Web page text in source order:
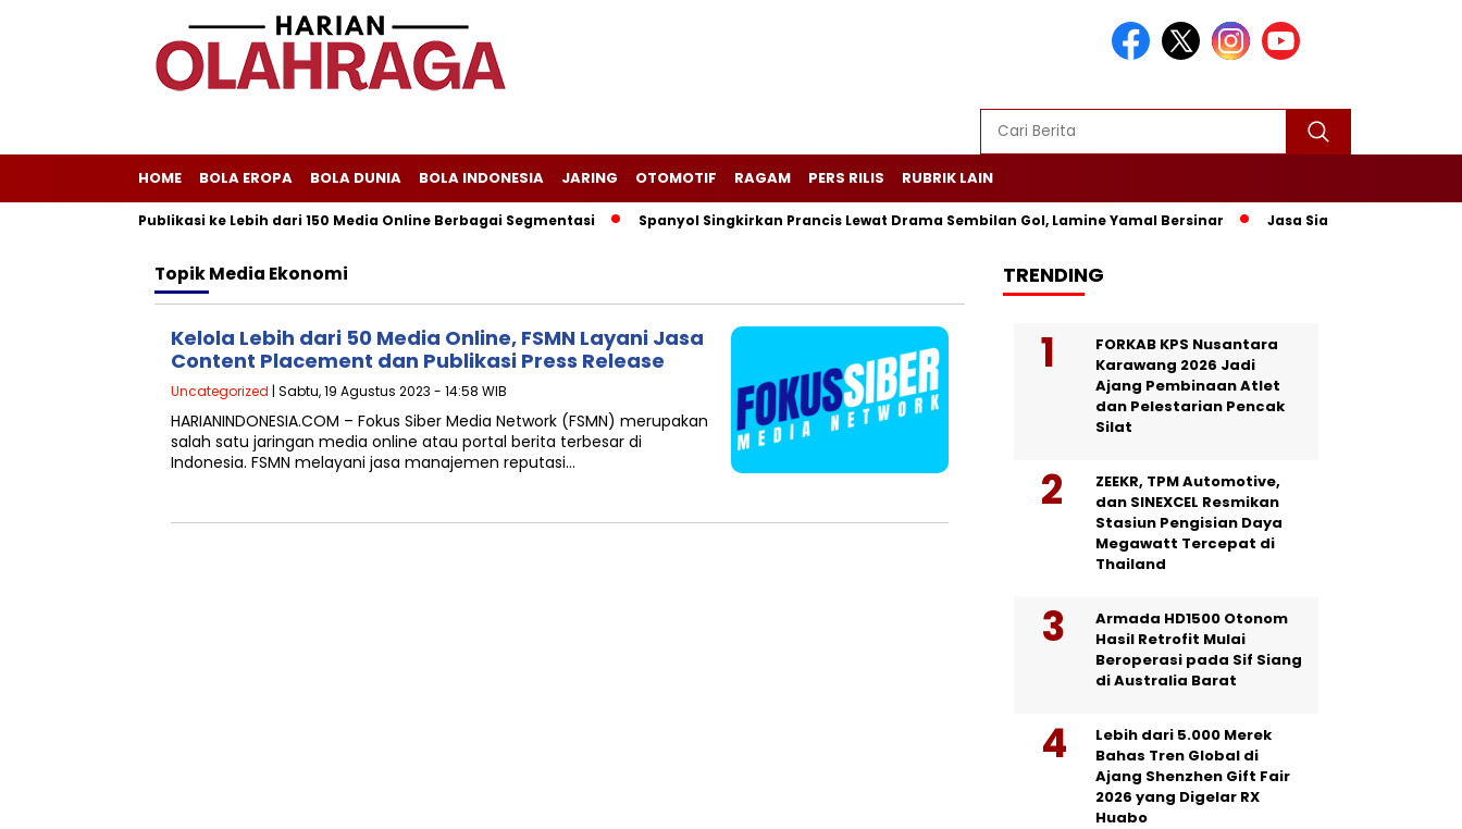
HOME BOLA EROPA BOLA DUNIA BOLA INDONESIA JARING OTOMOTIF RAGAM PERS RILIS RUBRIK LAIN
Melayani Publikasi ke Lebih dari 150 Media Online Berbagai Segmentasi Spanyol Singkirkan Prancis Lewat Drama Sembilan Gol, Lamine Yamal Bersinar Jasa Siaran Pers
TopikMedia Ekonomi
Kelola Lebih dari 50 Media Online, FSMN Layani Jasa
Content Placement dan Publikasi Press Release
Uncategorized | Sabtu, 19 Agustus 2023 - 14:58 WIB
HARIANINDONESIA.COM – Fokus Siber Media Network (FSMN) merupakan
salah satu jaringan media online atau portal berita terbesar di
Indonesia. FSMN melayani jasa manajemen reputasi…
TRENDING
FORKAB KPS Nusantara
Karawang 2026 Jadi
Ajang Pembinaan Atlet
dan Pelestarian Pencak
Silat
ZEEKR, TPM Automotive,
dan SINEXCEL Resmikan
Stasiun Pengisian Daya
Megawatt Tercepat di
Thailand
Armada HD1500 Otonom
Hasil Retrofit Mulai
Beroperasi pada Sif Siang
di Australia Barat
Lebih dari 5.000 Merek
Bahas Tren Global di
Ajang Shenzhen Gift Fair
2026 yang Digelar RX
Huabo